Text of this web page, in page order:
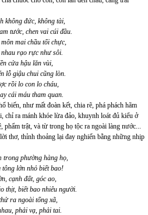
không đức, không tài,
tước, chen vai cúi đầu.
mai chầu tối chực,
rạo rực như sôi.
cửa hậu lăn vùi,
lỗ giậu chui cũng lòn.
rồi lo con lo cháu,
cái máu tham quan.
biến, như mất đoàn kết, chia rẽ, phá phách hãm
chỉ ra mánh khóe lừa đảo, khuynh loát đủ kiểu ở
phẩm trật, và từ trong họ tộc ra ngoài làng nước...
thơ, thỉnh thoảng lại đay nghiến bằng những nhịp
trong phường hàng họ,
tông lớn nhỏ biết bao!
cạnh đất, góc ao,
thịt, biết bao nhiêu người.
ra ngoài tổng xã,
phải vạ, phải tai.